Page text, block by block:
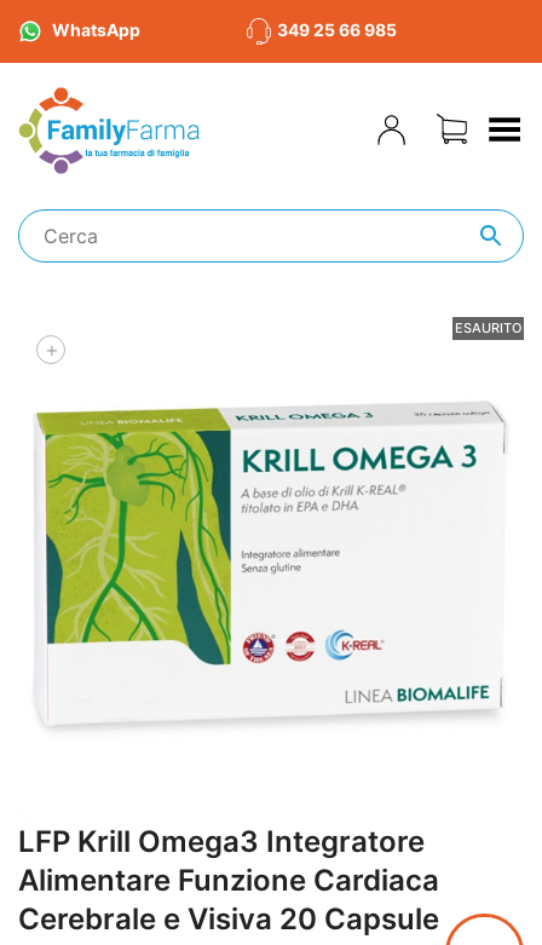
WhatsApp 349 25 66 985
Toggle Menu
ESAURITO
+
LFP Krill Omega3 Integratore
Alimentare Funzione Cardiaca
Cerebrale e Visiva 20 Capsule